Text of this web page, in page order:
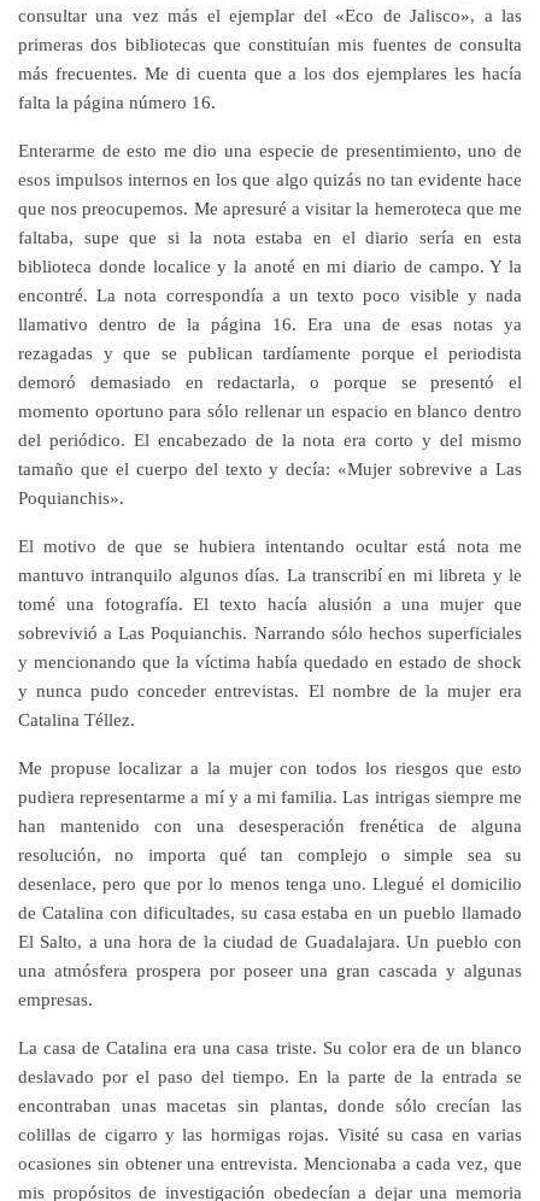
consultar una vez más el ejemplar del «Eco de Jalisco», a las
primeras dos bibliotecas que constituían mis fuentes de consulta
más frecuentes. Me di cuenta que a los dos ejemplares les hacía
falta la página número 16.
Enterarme de esto me dio una especie de presentimiento, uno de
esos impulsos internos en los que algo quizás no tan evidente hace
que nos preocupemos. Me apresuré a visitar la hemeroteca que me
faltaba, supe que si la nota estaba en el diario sería en esta
biblioteca donde localice y la anoté en mi diario de campo. Y la
encontré. La nota correspondía a un texto poco visible y nada
llamativo dentro de la página 16. Era una de esas notas ya
rezagadas y que se publican tardíamente porque el periodista
demoró demasiado en redactarla, o porque se presentó el
momento oportuno para sólo rellenar un espacio en blanco dentro
del periódico. El encabezado de la nota era corto y del mismo
tamaño que el cuerpo del texto y decía: «Mujer sobrevive a Las
Poquianchis».
El motivo de que se hubiera intentando ocultar está nota me
mantuvo intranquilo algunos días. La transcribí en mi libreta y le
tomé una fotografía. El texto hacía alusión a una mujer que
sobrevivió a Las Poquianchis. Narrando sólo hechos superficiales
y mencionando que la víctima había quedado en estado de shock
y nunca pudo conceder entrevistas. El nombre de la mujer era
Catalina Téllez.
Me propuse localizar a la mujer con todos los riesgos que esto
pudiera representarme a mí y a mi familia. Las intrigas siempre me
han mantenido con una desesperación frenética de alguna
resolución, no importa qué tan complejo o simple sea su
desenlace, pero que por lo menos tenga uno. Llegué el domicilio
de Catalina con dificultades, su casa estaba en un pueblo llamado
El Salto, a una hora de la ciudad de Guadalajara. Un pueblo con
una atmósfera prospera por poseer una gran cascada y algunas
empresas.
La casa de Catalina era una casa triste. Su color era de un blanco
deslavado por el paso del tiempo. En la parte de la entrada se
encontraban unas macetas sin plantas, donde sólo crecían las
colillas de cigarro y las hormigas rojas. Visité su casa en varias
ocasiones sin obtener una entrevista. Mencionaba a cada vez, que
mis propósitos de investigación obedecían a dejar una memoria